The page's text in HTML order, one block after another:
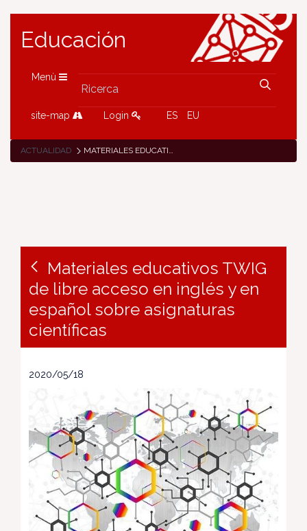
Educación
Menù
site-map Login ES EU
ACTUALIDAD MATERIALES EDUCATIVOS TWIG DE LIBRE ACCESO EN INGLÉS Y EN ESPAÑOL SOBRE ASIGNATURAS CIENTÍFICAS
Materiales educativos TWIG
de libre acceso en inglés y en
español sobre asignaturas
científicas
2020/05/18